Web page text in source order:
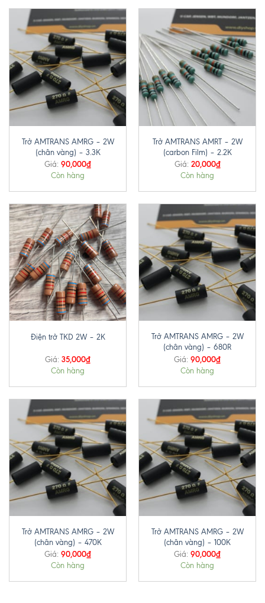
Trở AMTRANS AMRG – 2W
(chân vàng) – 3.3K
Giá: 90,000₫
Còn hàng
Trở AMTRANS AMRT – 2W
(carbon Film) – 2.2K
Giá: 20,000₫
Còn hàng
Điện trở TKD 2W – 2K
Giá: 35,000₫
Còn hàng
Trở AMTRANS AMRG – 2W
(chân vàng) – 680R
Giá: 90,000₫
Còn hàng
Trở AMTRANS AMRG – 2W
(chân vàng) – 470K
Giá: 90,000₫
Còn hàng
Trở AMTRANS AMRG – 2W
(chân vàng) – 100K
Giá: 90,000₫
Còn hàng